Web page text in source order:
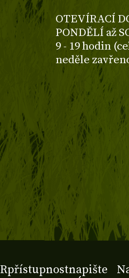
OTEVÍRACÍ
PONDĚLÍ až
9 - 19 hodin
neděle
přístupnostnapište